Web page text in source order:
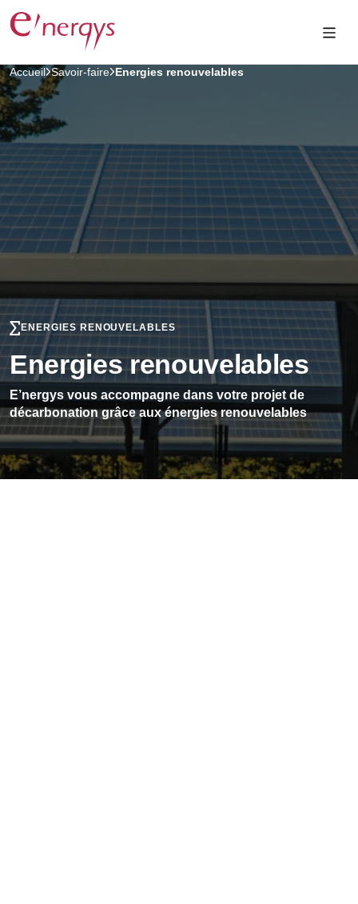
Accueil Savoir-faire Energies renouvelables
ENERGIES RENOUVELABLES
Energies renouvelables
E’nergys vous accompagne dans votre projet de
décarbonation grâce aux énergies renouvelables